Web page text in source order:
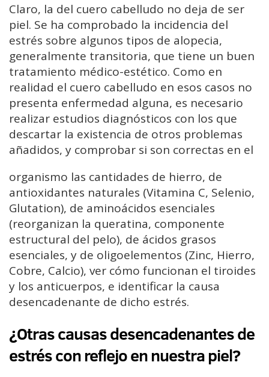
Claro, la del cuero cabelludo no deja de ser
piel. Se ha comprobado la incidencia del
estrés sobre algunos tipos de alopecia,
generalmente transitoria, que tiene un buen
tratamiento médico-estético. Como en
realidad el cuero cabelludo en esos casos no
presenta enfermedad alguna, es necesario
realizar estudios diagnósticos con los que
descartar la existencia de otros problemas
añadidos, y comprobar si son correctas en el
organismo las cantidades de hierro, de
antioxidantes naturales (Vitamina C, Selenio,
Glutation), de aminoácidos esenciales
(reorganizan la queratina, componente
estructural del pelo), de ácidos grasos
esenciales, y de oligoelementos (Zinc, Hierro,
Cobre, Calcio), ver cómo funcionan el tiroides
y los anticuerpos, e identificar la causa
desencadenante de dicho estrés.
¿Otras causas desencadenantes de
estrés con reflejo en nuestra piel?